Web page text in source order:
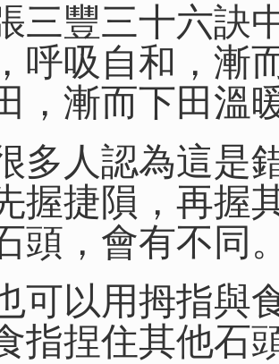
豐三十六訣中
呼吸自和，漸
，漸而下田溫
人認為這是錯
握捷隕，再握
頭，會有不同
以用拇指與食
指捏住其他石